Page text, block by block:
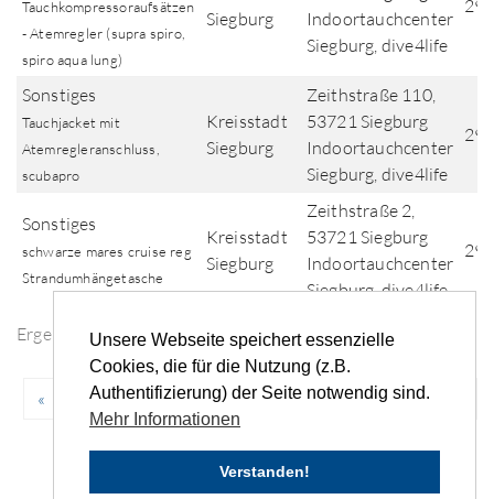
Unsere Webseite speichert essenzielle
Cookies, die für die Nutzung (z.B.
Authentifizierung) der Seite notwendig sind.
Mehr Informationen
Verstanden!
Ergebnisse der Fundsuche
Tauchkompressoraufsätzen
- Atemregler (supra spiro,
spiro aqua lung)
Siegburg
Indoortauchcenter
Siegburg, dive4life
Sonstiges
Tauchjacket mit
Atemregleranschluss,
scubapro
Kreisstadt
Siegburg
Zeithstraße 110,
53721 Siegburg
Indoortauchcenter
Siegburg, dive4life
Sonstiges
schwarze mares cruise reg
Strandumhängetasche
Kreisstadt
Siegburg
Zeithstraße 2,
53721 Siegburg
Indoortauchcenter
Siegburg, dive4life
« ... 70 71 72 73 74 ... ›